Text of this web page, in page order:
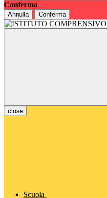
Conferma
Annulla Conferma
close
Scuola